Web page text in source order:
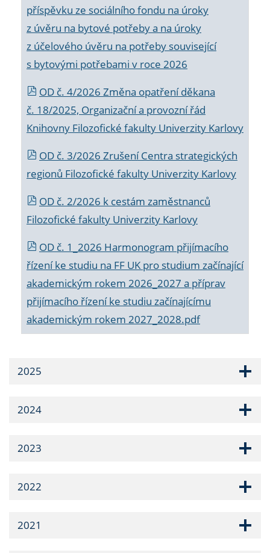
příspěvku ze sociálního fondu na úroky
z úvěru na bytové potřeby a na úroky
z účelového úvěru na potřeby související
s bytovými potřebami v roce 2026
OD č. 4/2026 Změna opatření děkana
č. 18/2025, Organizační a provozní řád
Knihovny Filozofické fakulty Univerzity Karlovy
OD č. 3/2026 Zrušení Centra strategických
regionů Filozofické fakulty Univerzity Karlovy
OD č. 2/2026 k cestám zaměstnanců
Filozofické fakulty Univerzity Karlovy
OD č. 1_2026 Harmonogram přijímacího
řízení ke studiu na FF UK pro studium začínající
akademickým rokem 2026_2027 a příprav
přijímacího řízení ke studiu začínajícímu
akademickým rokem 2027_2028.pdf
2025
2024
2023
2022
2021